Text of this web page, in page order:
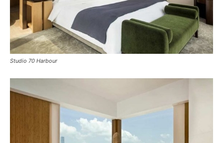
Studio 70 Harbour